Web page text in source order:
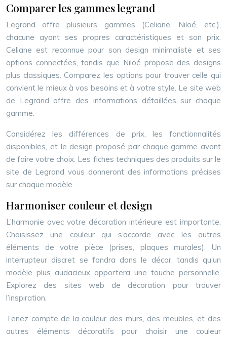
Comparer les gammes legrand
Legrand offre plusieurs gammes (Celiane, Niloé, etc.),
chacune ayant ses propres caractéristiques et son prix.
Celiane est reconnue pour son design minimaliste et ses
options connectées, tandis que Niloé propose des designs
plus classiques. Comparez les options pour trouver celle qui
convient le mieux à vos besoins et à votre style. Le site web
de Legrand offre des informations détaillées sur chaque
gamme.
Considérez les différences de prix, les fonctionnalités
disponibles, et le design proposé par chaque gamme avant
de faire votre choix. Les fiches techniques des produits sur le
site de Legrand vous donneront des informations précises
sur chaque modèle.
Harmoniser couleur et design
L’harmonie avec votre décoration intérieure est importante.
Choisissez une couleur qui s’accorde avec les autres
éléments de votre pièce (prises, plaques murales). Un
interrupteur discret se fondra dans le décor, tandis qu’un
modèle plus audacieux apportera une touche personnelle.
Explorez des sites web de décoration pour trouver
l’inspiration.
Tenez compte de la couleur des murs, des meubles, et des
autres éléments décoratifs pour choisir une couleur